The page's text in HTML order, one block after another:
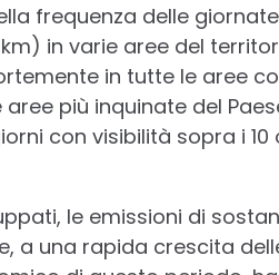
frequenza delle
in varie aree del
in tutte le aree
più inquinate del
con visibilità sopra i 10
le emissioni di
una rapida crescita